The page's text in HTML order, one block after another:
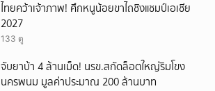
ไทยคว้าเจ้าภาพ! ศึกหนูน้อยขาไถชิงแชมป์เอเชีย
2027
133 ดู
จับยาบ้า 4 ล้านเม็ด! นรข.สกัดล็อตใหญ่ริมโขง
นครพนม มูลค่าประมาณ 200 ล้านบาท